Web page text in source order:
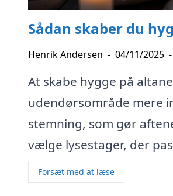
Sådan skaber du
Henrik Andersen - 04/11/2025 -
At skabe hygge på
udendørsområde mere
stemning, som gør
vælge lysestager, der
Forsæt med at læse